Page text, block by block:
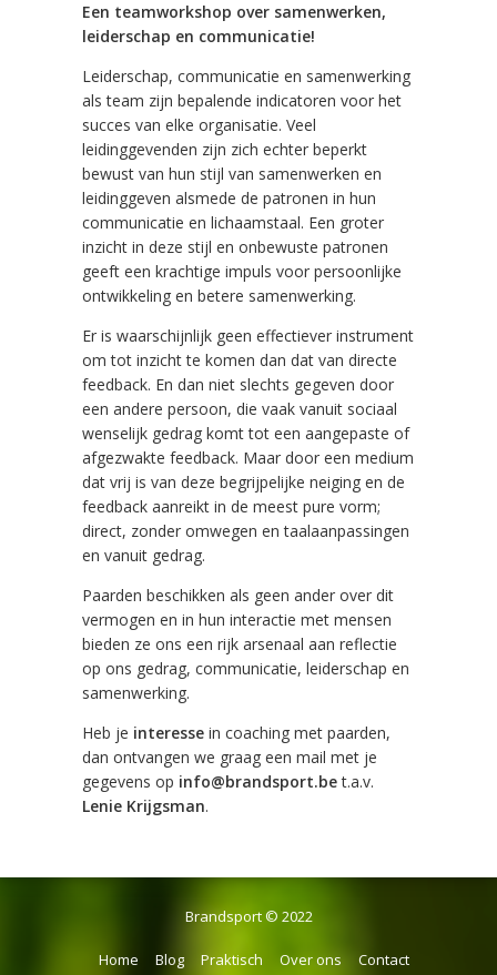
Een teamworkshop over samenwerken,
leiderschap en communicatie!
Leiderschap, communicatie en samenwerking
als team zijn bepalende indicatoren voor het
succes van elke organisatie. Veel
leidinggevenden zijn zich echter beperkt
bewust van hun stijl van samenwerken en
leidinggeven alsmede de patronen in hun
communicatie en lichaamstaal. Een groter
inzicht in deze stijl en onbewuste patronen
geeft een krachtige impuls voor persoonlijke
ontwikkeling en betere samenwerking.
Er is waarschijnlijk geen effectiever instrument
om tot inzicht te komen dan dat van directe
feedback. En dan niet slechts gegeven door
een andere persoon, die vaak vanuit sociaal
wenselijk gedrag komt tot een aangepaste of
afgezwakte feedback. Maar door een medium
dat vrij is van deze begrijpelijke neiging en de
feedback aanreikt in de meest pure vorm;
direct, zonder omwegen en taalaanpassingen
en vanuit gedrag.
Paarden beschikken als geen ander over dit
vermogen en in hun interactie met mensen
bieden ze ons een rijk arsenaal aan reflectie
op ons gedrag, communicatie, leiderschap en
samenwerking.
Heb je interesse in coaching met paarden,
dan ontvangen we graag een mail met je
gegevens op info@brandsport.bet.a.v.
Lenie Krijgsman.
Brandsport © 2022
Home Blog Praktisch Over ons
Contact